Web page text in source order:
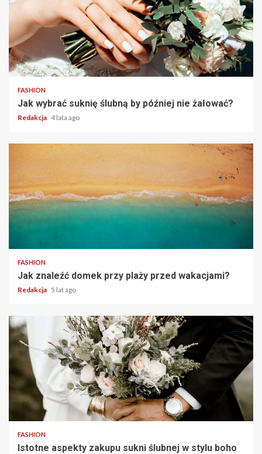
2 min read
FASHION
Jak wybrać suknię ślubną by później nie żałować?
Redakcja 4 lata ago
FASHION
Jak znaleźć domek przy plaży przed wakacjami?
Redakcja 5 lat ago
2 min read
FASHION
Istotne aspekty zakupu sukni ślubnej w stylu boho